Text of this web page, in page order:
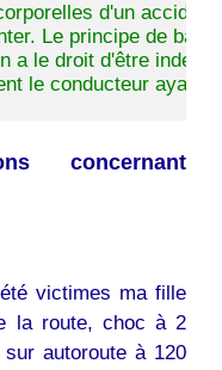
d'un accident
Le principe de
a le droit d'être
le conducteur ayant
concernant
victimes ma fille
la route, choc à 2
autoroute à 120